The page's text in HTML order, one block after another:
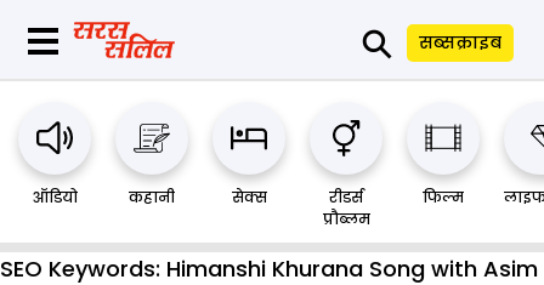
⚲ सब्सक्राइब
ऑडियो कहानी सेक्स
रीडर्स
प्रौब्लम
फिल्म
SEO Keywords: Himanshi Khurana Song with Asim